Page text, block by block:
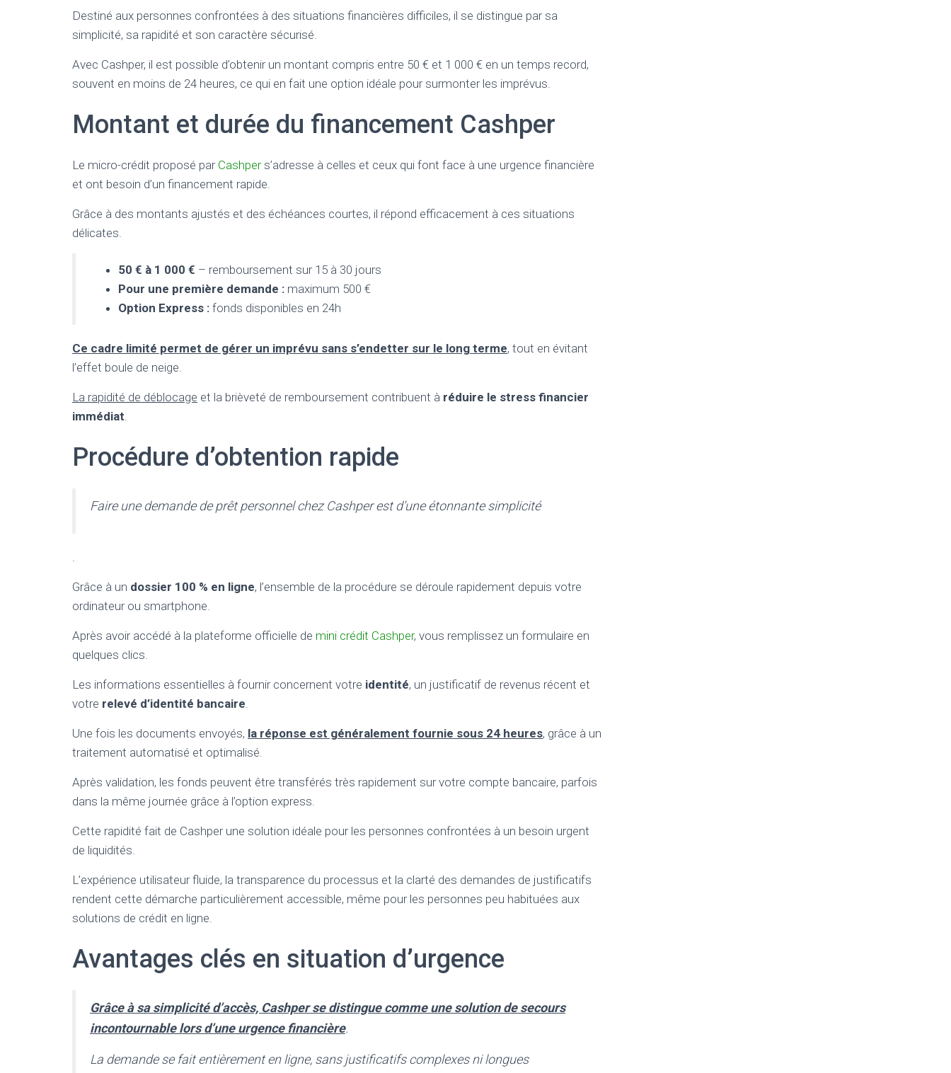
Destiné aux personnes confrontées à des situations financières difficiles, il se distingue par sa
simplicité, sa rapidité et son caractère sécurisé.
Avec Cashper, il est possible d’obtenir un montant compris entre 50 € et 1 000 € en un temps record,
souvent en moins de 24 heures, ce qui en fait une option idéale pour surmonter les imprévus.
Montant et durée du financement Cashper
Le micro-crédit proposé par Cashpers’adresse à celles et ceux qui font face à une urgence financière
et ont besoin d’un financement rapide.
Grâce à des montants ajustés et des échéances courtes, il répond efficacement à ces situations
délicates.
50 € à 1 000 € – remboursement sur 15 à 30 jours
Pour une première demande : maximum 500 €
Option Express : fonds disponibles en 24h
Ce cadre limité permet de gérer un imprévu sans s’endetter sur le long terme, tout en évitant
l’effet boule de neige.
La rapidité de déblocage et la brièveté de remboursement contribuent à réduire le stress financier
immédiat.
Procédure d’obtention rapide
Faire une demande de prêt personnel chez Cashper est d’une étonnante simplicité
.
Grâce à un dossier 100 % en ligne, l’ensemble de la procédure se déroule rapidement depuis votre
ordinateur ou smartphone.
Après avoir accédé à la plateforme officielle de mini crédit Cashper, vous remplissez un formulaire en
quelques clics.
Les informations essentielles à fournir concernent votre identité, un justificatif de revenus récent et
votre relevé d’identité bancaire.
Une fois les documents envoyés, la réponse est généralement fournie sous 24 heures, grâce à un
traitement automatisé et optimalisé.
Après validation, les fonds peuvent être transférés très rapidement sur votre compte bancaire, parfois
dans la même journée grâce à l’option express.
Cette rapidité fait de Cashper une solution idéale pour les personnes confrontées à un besoin urgent
de liquidités.
L’expérience utilisateur fluide, la transparence du processus et la clarté des demandes de justificatifs
rendent cette démarche particulièrement accessible, même pour les personnes peu habituées aux
solutions de crédit en ligne.
Avantages clés en situation d’urgence
Grâce à sa simplicité d’accès, Cashper se distingue comme une solution de secours
incontournable lors d’une urgence financière.
La demande se fait entièrement en ligne, sans justificatifs complexes ni longues